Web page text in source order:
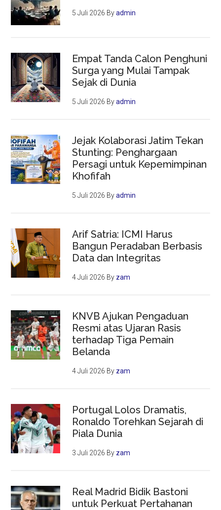
5 Juli 2026 Byadmin
Empat Tanda Calon Penghuni
Surga yang Mulai Tampak
Sejak di Dunia
5 Juli 2026 Byadmin
Jejak Kolaborasi Jatim Tekan
Stunting: Penghargaan
Persagi untuk Kepemimpinan
Khofifah
5 Juli 2026 Byadmin
Arif Satria: ICMI Harus
Bangun Peradaban Berbasis
Data dan Integritas
4 Juli 2026 By zam
KNVB Ajukan Pengaduan
Resmi atas Ujaran Rasis
terhadap Tiga Pemain
Belanda
4 Juli 2026 By zam
Portugal Lolos Dramatis,
Ronaldo Torehkan Sejarah di
Piala Dunia
3 Juli 2026 By zam
Real Madrid Bidik Bastoni
untuk Perkuat Pertahanan